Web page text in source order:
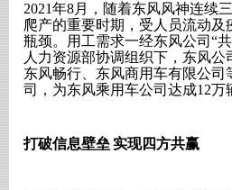
2021年8月，随着东风风神连续
爬产的重要时期，受人员流动
瓶颈。用工需求一经东风公司“
人力资源部协调组织下，东风
东风畅行、东风商用车有限公司
司，为东风乘用车公司达成12万
打破信息壁垒实现四方共赢